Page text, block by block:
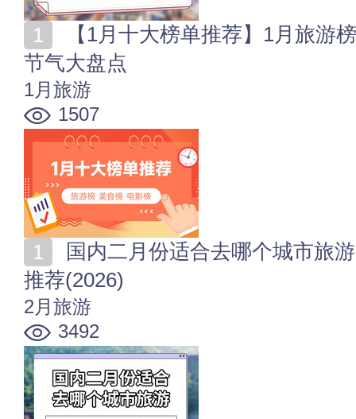
节气大盘点
1月旅游
1507
推荐(2026)
2月旅游
3492